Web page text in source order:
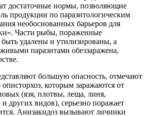
достаточные нормы, позволяющие
продукции по паразитологическим
необоснованных барьеров для
Части рыбы, пораженные
удалены и утилизированы, а
паразитами обеззаражена,
большую опасность, отмечают
которым заражаются от
(язя, плотвы, леща, линя,
других видов), серьезно поражает
Анизакидоз вызывают личинки